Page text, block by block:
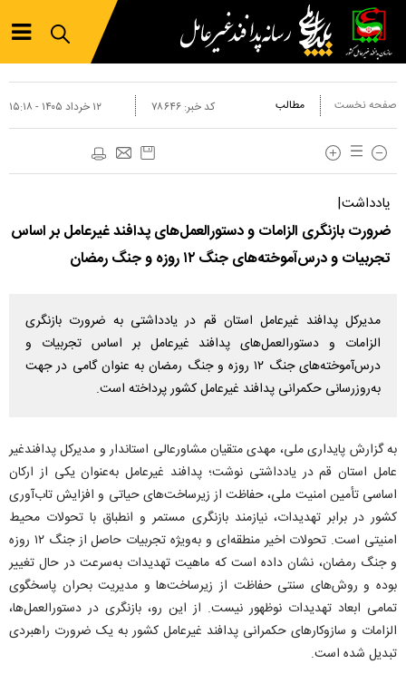
صفحه نخست مطالب ۱۲ خرداد ۱۴۰۵ - ۱۵:۱۸ کد خبر:۷۸۶۴۶
یادداشت|
ضرورت بازنگری الزامات و دستورالعمل‌های پدافند غیرعامل بر اساس
تجربیات و درس‌آموخته‌های جنگ ۱۲ روزه و جنگ رمضان
مدیرکل پدافند غیرعامل استان قم در یادداشتی به ضرورت بازنگری
الزامات و دستورالعمل‌های پدافند غیرعامل بر اساس تجربیات و
درس‌آموخته‌های جنگ ۱۲ روزه و جنگ رمضان به عنوان گامی در جهت
به‌روزرسانی حکمرانی پدافند غیرعامل کشور پرداخته است.
به گزارش پایداری ملی، مهدی متقیان مشاورعالی استاندار و مدیرکل پدافندغیر
عامل استان قم در یادداشتی نوشت؛ پدافند غیرعامل به‌عنوان یکی از ارکان
اساسی تأمین امنیت ملی، حفاظت از زیرساخت‌های حیاتی و افزایش تاب‌آوری
کشور در برابر تهدیدات، نیازمند بازنگری مستمر و انطباق با تحولات محیط
امنیتی است. تحولات اخیر منطقه‌ای و به‌ویژه تجربیات حاصل از جنگ ۱۲ روزه
و جنگ رمضان، نشان داده است که ماهیت تهدیدات به‌سرعت در حال تغییر
بوده و روش‌های سنتی حفاظت از زیرساخت‌ها و مدیریت بحران پاسخگوی
تمامی ابعاد تهدیدات نوظهور نیست. از این رو، بازنگری در دستورالعمل‌ها،
الزامات و سازوکار‌های حکمرانی پدافند غیرعامل کشور به یک ضرورت راهبردی
تبدیل شده است.